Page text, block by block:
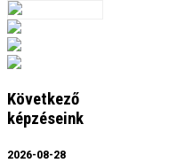
Következő
képzéseink
2026-08-28